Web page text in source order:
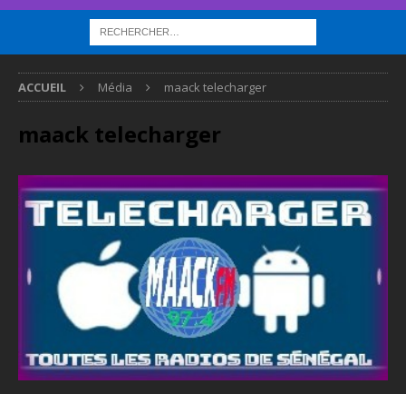
ACCUEIL Média maack telecharger
maack telecharger